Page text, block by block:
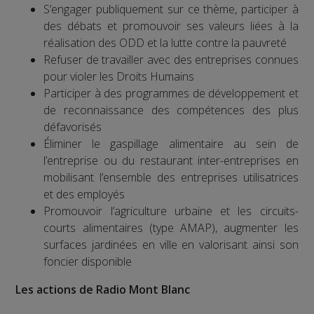
S’engager publiquement sur ce thème, participer à
des débats et promouvoir ses valeurs liées à la
réalisation des ODD et la lutte contre la pauvreté
Refuser de travailler avec des entreprises connues
pour violer les Droits Humains
Participer à des programmes de développement et
de reconnaissance des compétences des plus
défavorisés
Éliminer le gaspillage alimentaire au sein de
l’entreprise ou du restaurant inter-entreprises en
mobilisant l’ensemble des entreprises utilisatrices
et des employés
Promouvoir l’agriculture urbaine et les circuits-
courts alimentaires (type AMAP), augmenter les
surfaces jardinées en ville en valorisant ainsi son
foncier disponible
Les actions de Radio Mont Blanc